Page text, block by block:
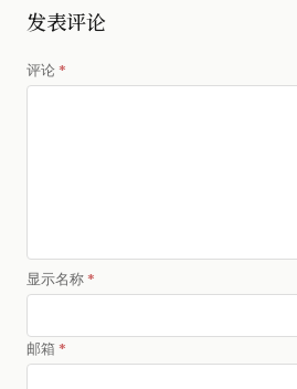
发表评论
评论*
显示名称*
邮箱*